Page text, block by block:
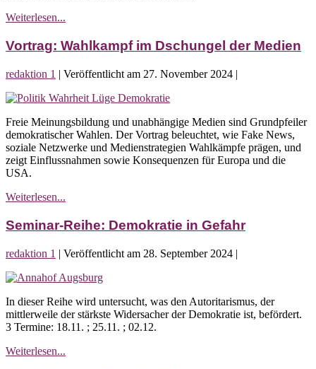
Weiterlesen...
Desinformation
entlarven
Vortrag: Wahlkampf im Dschungel der Medien
redaktion 1 | Veröffentlicht am 27. November 2024 |
Vortrag:
im
Dschungel
der
Medien
Freie Meinungsbildung und unabhängige Medien sind Grundpfeiler
demokratischer Wahlen. Der Vortrag beleuchtet, wie Fake News,
soziale Netzwerke und Medienstrategien Wahlkämpfe prägen, und
zeigt Einflussnahmen sowie Konsequenzen für Europa und die
USA.
Weiterlesen...
im
Dschungel
der
Medien
Seminar-Reihe: Demokratie in Gefahr
redaktion 1 | Veröffentlicht am 28. September 2024 |
Seminar-
Demokratie
in
Gefahr
In dieser Reihe wird untersucht, was den Autoritarismus, der
mittlerweile der stärkste Widersacher der Demokratie ist, befördert.
3 Termine: 18.11. ; 25.11. ; 02.12.
Weiterlesen...